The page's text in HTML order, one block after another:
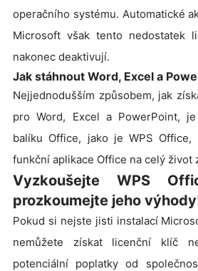
operačního systému. Automatické
Microsoft však tento nedostatek
nakonec deaktivují.
Jak stáhnout Word, Excel a
Nejjednodušším způsobem, jak
pro Word, Excel a PowerPoint,
balíku Office, jako je WPS
funkční aplikace Office na celý život
Vyzkoušejte WPS
prozkoumejte jeho
Pokud si nejste jisti instalací
nemůžete získat licenční klíč
potenciální poplatky od